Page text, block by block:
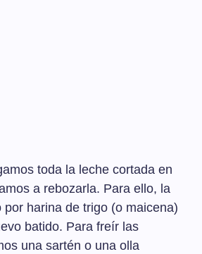
toda la leche cortada en
a rebozarla. Para ello, la
por harina de trigo (o maicena)
batido. Para freír las
una sartén o una olla